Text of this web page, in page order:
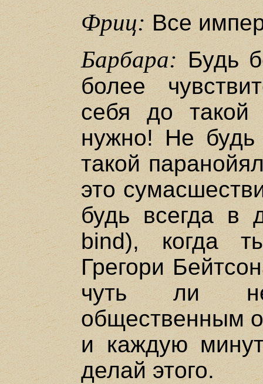
Фриц:Все
Барбара:Будь
более
себя до такой
нужно! Не будь
такой
это
будь всегда в
bind), когда
Грегори
чуть ли
общественным
и каждую
делай этого.